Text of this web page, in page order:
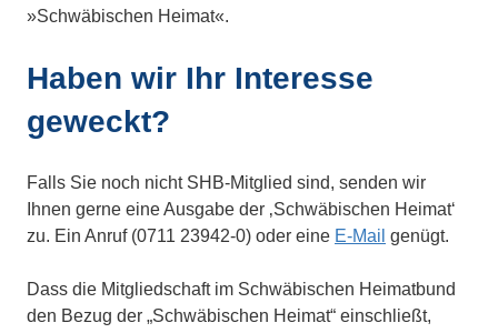
»Schwäbischen Heimat«.
Haben wir Ihr Interesse
geweckt?
Falls Sie noch nicht SHB-Mitglied sind, senden wir
Ihnen gerne eine Ausgabe der ‚Schwäbischen Heimat‘
zu. Ein Anruf (0711 23942-0) oder eine E-Mail genügt.
Dass die Mitgliedschaft im Schwäbischen Heimatbund
den Bezug der „Schwäbischen Heimat“ einschließt,